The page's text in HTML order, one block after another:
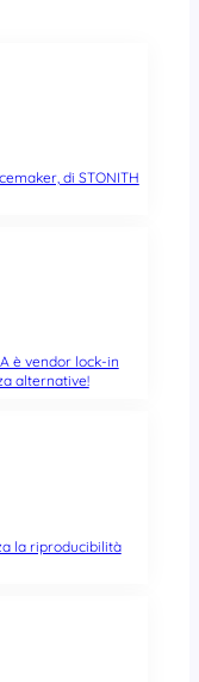
di STONITH
è vendor lock-in
alternative!
la riproducibilità